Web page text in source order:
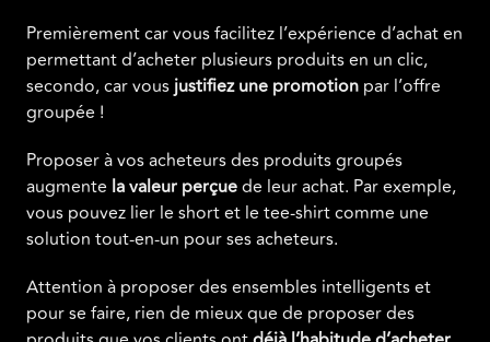
Premièrement car vous facilitez l’expérience d’achat en
permettant d’acheter plusieurs produits en un clic,
secondo, car vous justifiez une promotion par l’offre
groupée !
Proposer à vos acheteurs des produits groupés
augmente lavaleur perçuede leur achat. Par exemple,
vous pouvez lier le short et le tee-shirt comme une
solution tout-en-un pour ses acheteurs.
Attention à proposer des ensembles intelligents et
pour se faire, rien de mieux que de proposer des